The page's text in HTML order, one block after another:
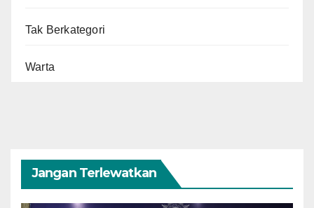
Tak Berkategori
Warta
Jangan Terlewatkan